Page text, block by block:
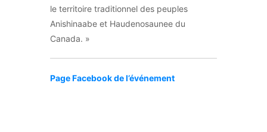
le territoire traditionnel des peuples
Anishinaabe et Haudenosaunee du
Canada. »
Page Facebook de l’événement